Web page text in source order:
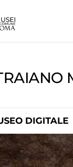
DIGITALE